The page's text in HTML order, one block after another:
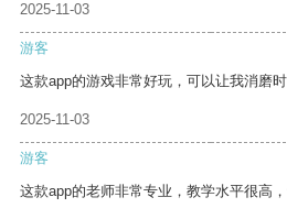
2025-11-03
游客
这款app的游戏非常好玩，可以让我消磨时
2025-11-03
游客
这款app的老师非常专业，教学水平很高